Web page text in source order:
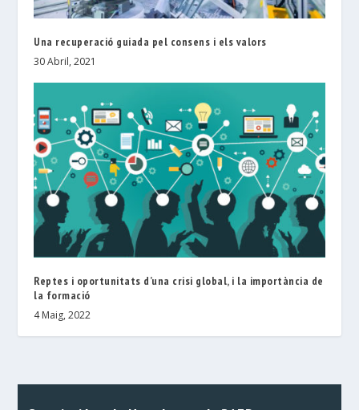
Una recuperació guiada pel consens i els valors
30 Abril, 2021
Reptes i oportunitats d’una crisi global, i la importància de
la formació
4 Maig, 2022